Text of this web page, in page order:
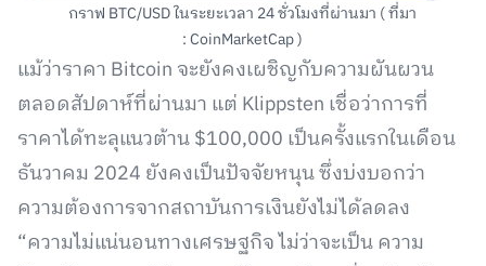
กราฟ BTC/USD ในระยะเวลา 24 ชั่วโมงที่ผ่านมา ( ที่มา
: CoinMarketCap )
แม้ว่าราคา Bitcoin จะยังคงเผชิญกับความผันผวน
ตลอดสัปดาห์ที่ผ่านมา แต่ Klippsten เชื่อว่าการที่
ราคาได้ทะลุแนวต้าน $100,000 เป็นครั้งแรกในเดือน
ธันวาคม 2024 ยังคงเป็นปัจจัยหนุน ซึ่งบ่งบอกว่า
ความต้องการจากสถาบันการเงินยังไม่ได้ลดลง
“ความไม่แน่นอนทางเศรษฐกิจ ไม่ว่าจะเป็น ความ